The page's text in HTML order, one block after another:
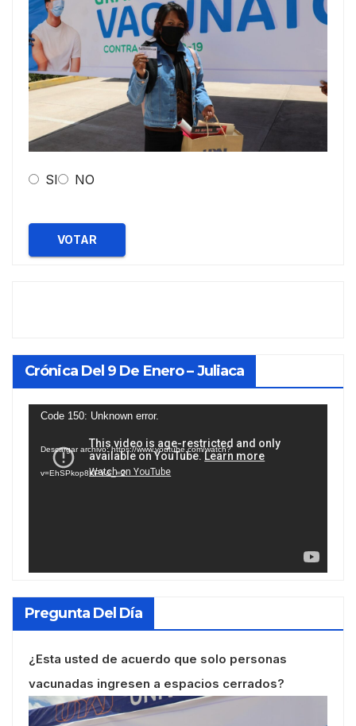
SI NO
VOTAR
Crónica Del 9 De Enero – Juliaca
Reproductor
vídeo
Code 150: Unknown error.
Descargar archivo: https://www.youtube.com/watch?
v=EhSPkop8KPY&_=2
Pregunta Del Día
¿Esta usted de acuerdo que solo personas
vacunadas ingresen a espacios cerrados?